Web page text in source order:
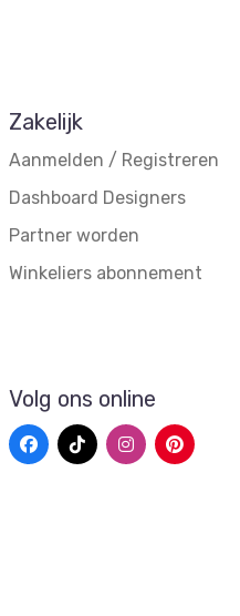
Zakelijk
Aanmelden / Registreren
Dashboard Designers
Partner worden
Winkeliers abonnement
Volg ons online